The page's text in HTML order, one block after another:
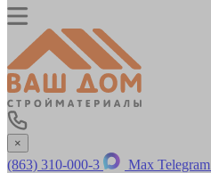
×
(863) 310-000-3 Max Telegram